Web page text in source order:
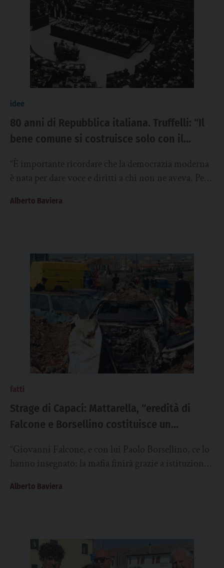
idee
80 anni di Repubblica italiana. Truffelli: “Il
bene comune si costruisce solo con il
contributo di tutti”
“È importante ricordare che la democrazia moderna
è nata per dare voce e diritti a chi non ne aveva. Per i
Alberto Baviera
fatti
Strage di Capaci: Mattarella, “eredità di
Falcone e Borsellino costituisce un
alla nostra democrazia”
“Giovanni Falcone, e con lui Paolo Borsellino, ce lo
hanno insegnato: la mafia finirà grazie a istituzioni
Alberto Baviera